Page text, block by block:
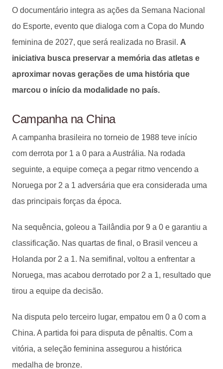
O documentário integra as ações da Semana Nacional
do Esporte, evento que dialoga com a Copa do Mundo
feminina de 2027, que será realizada no Brasil. A
iniciativa busca preservar a memória das atletas e
aproximar novas gerações de uma história que
marcou o início da modalidade no país.
Campanha na China
A campanha brasileira no torneio de 1988 teve início
com derrota por 1 a 0 para a Austrália. Na rodada
seguinte, a equipe começa a pegar ritmo vencendo a
Noruega por 2 a 1 adversária que era considerada uma
das principais forças da época.
Na sequência, goleou a Tailândia por 9 a 0 e garantiu a
classificação. Nas quartas de final, o Brasil venceu a
Holanda por 2 a 1. Na semifinal, voltou a enfrentar a
Noruega, mas acabou derrotado por 2 a 1, resultado que
tirou a equipe da decisão.
Na disputa pelo terceiro lugar, empatou em 0 a 0 com a
China. A partida foi para disputa de pênaltis. Com a
vitória, a seleção feminina assegurou a histórica
medalha de bronze.